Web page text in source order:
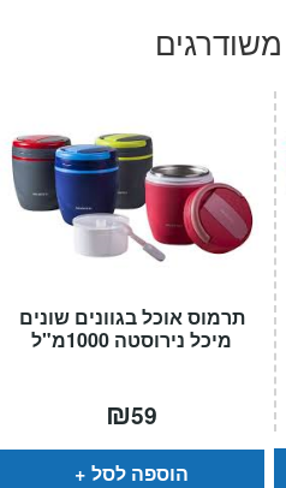
תרמוס אוכל בגוונים שונים
מיכל נירוסטה 1000מ"ל
₪59
הוספה לסל